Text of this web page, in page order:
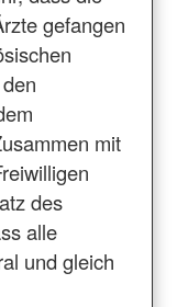
gefangen
mit
des
alle
und gleich